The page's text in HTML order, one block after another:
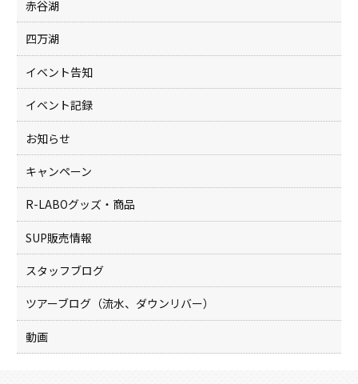
o
k
赤谷湖
四万湖
イベント告知
イベント記録
お知らせ
キャンペーン
R-LABOグッズ・商品
SUP販売情報
スタッフブログ
ツアーブログ（流水、ダウンリバー）
動画